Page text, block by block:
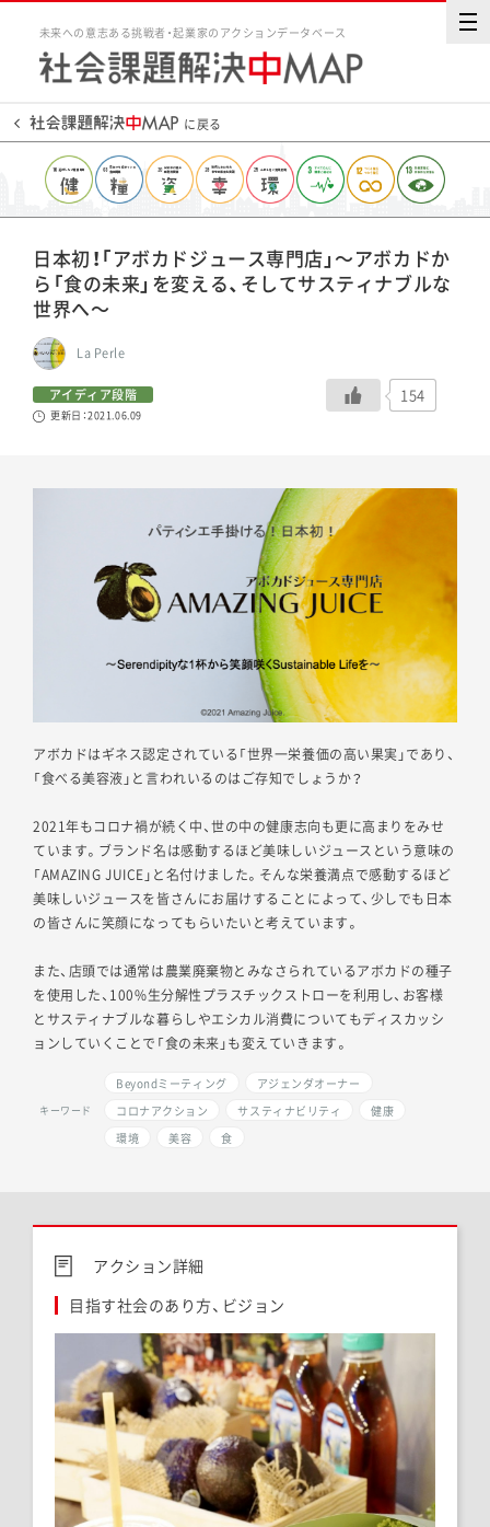
未来への意志ある挑戦者・起業家のアクションデータベース
に戻る
日本初！「アボカドジュース専門店」〜アボカドか
ら「食の未来」を変える、そしてサスティナブルな
世界へ〜
La Perle
アイディア段階
更新日：2021.06.09
154
アボカドはギネス認定されている「世界一栄養価の高い果実」であり、
「食べる美容液」と言われいるのはご存知でしょうか？
2021年もコロナ禍が続く中、世の中の健康志向も更に高まりをみせ
ています。ブランド名は感動するほど美味しいジュースという意味の
「AMAZING JUICE」と名付けました。そんな栄養満点で感動するほど
美味しいジュースを皆さんにお届けすることによって、少しでも日本
の皆さんに笑顔になってもらいたいと考えています。
また、店頭では通常は農業廃棄物とみなさられているアボカドの種子
を使用した、100%生分解性プラスチックストローを利用し、お客様
とサスティナブルな暮らしやエシカル消費についてもディスカッシ
ョンしていくことで「食の未来」も変えていきます。
キーワード
Beyondミーティング
アジェンダオーナー
コロナアクション
サスティナビリティ
健康
環境
美容 食
アクション詳細
目指す社会のあり方、ビジョン